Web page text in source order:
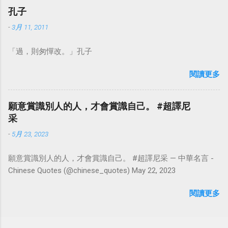
孔子
-3月 11, 2011
「過，則匆憚改。」孔子
閱讀更多
願意賞識別人的人，才會賞識自己。 #超譯尼
采
- 5月 23, 2023
願意賞識別人的人，才會賞識自己。 #超譯尼采 — 中華名言 -
Chinese Quotes (@chinese_quotes) May 22, 2023
閱讀更多